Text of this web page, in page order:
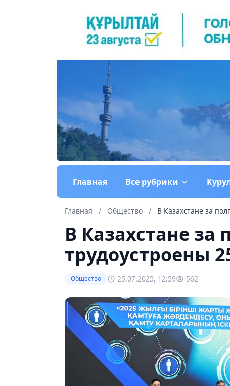
Главная Все рубрики
Главная / Общество / В Казахстане за
В Казахстане за
трудоустроены
Общество 25.07.2025, 12:59 562